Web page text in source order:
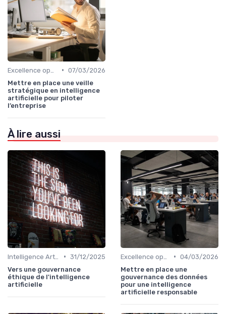
• 07/03/2026
Mettre en place une veille
stratégique en intelligence
artificielle pour piloter
l’entreprise
À lire aussi
• 31/12/2025
Vers une gouvernance
éthique de l'intelligence
artificielle
• 04/03/2026
Mettre en place une
gouvernance des données
pour une intelligence
artificielle responsable